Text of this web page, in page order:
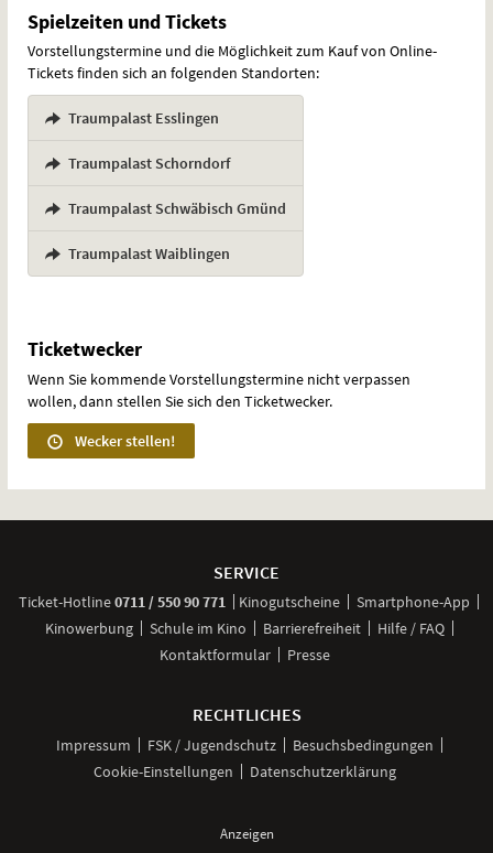
Spielzeiten und Tickets
Vorstellungstermine und die Möglichkeit zum Kauf von Online-
Tickets finden sich an folgenden Standorten:
Traumpalast Esslingen
Traumpalast Schorndorf
Traumpalast Schwäbisch Gmünd
Traumpalast Waiblingen
Ticketwecker
Wenn Sie kommende Vorstellungstermine nicht verpassen
wollen, dann stellen Sie sich den Ticketwecker.
Wecker stellen!
SERVICE
Ticket-Hotline0711 / 550 90 771 anrufen
Kinogutscheine
Smartphone-App
Kinowerbung
Schule im Kino Barrierefreiheit
Hilfe / FAQ
Kontaktformular
Presse
RECHTLICHES
Impressum FSK / Jugendschutz
Besuchsbedingungen
Cookie-Einstellungen
Datenschutzerklärung
Anzeigen